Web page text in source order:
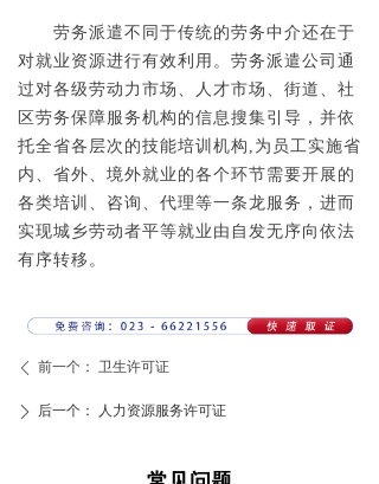
劳务派遣不同于传统的劳务中介还在于
对就业资源进行有效利用。劳务派遣公司通
过对各级劳动力市场、人才市场、街道、社
区劳务保障服务机构的信息搜集引导，并依
托全省各层次的技能培训机构,为员工实施省
内、省外、境外就业的各个环节需要开展的
各类培训、咨询、代理等一条龙服务，进而
实现城乡劳动者平等就业由自发无序向依法
有序转移。
ꄴ 前一个： 卫生许可证
ꄲ 后一个： 人力资源服务许可证